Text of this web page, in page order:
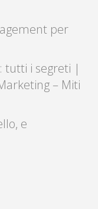
per
tutti i segreti |
– Miti
e